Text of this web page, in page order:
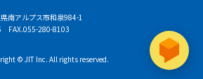
南アルプス市和泉984-1
FAX.055-280-8103
© JIT Inc. All rights reserved.